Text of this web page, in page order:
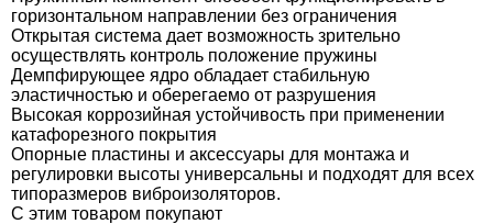
горизонтальном направлении без ограничения
Открытая система дает возможность зрительно
осуществлять контроль положение пружины
Демпфирующее ядро обладает стабильную
эластичностью и оберегаемо от разрушения
Высокая коррозийная устойчивость при применении
катафорезного покрытия
Опорные пластины и аксессуары для монтажа и
регулировки высоты универсальны и подходят для всех
типоразмеров виброизоляторов.
C этим товаром покупают